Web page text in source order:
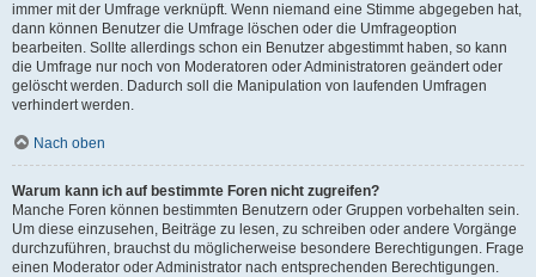
immer mit der Umfrage verknüpft. Wenn niemand eine Stimme abgegeben hat,
dann können Benutzer die Umfrage löschen oder die Umfrageoption
bearbeiten. Sollte allerdings schon ein Benutzer abgestimmt haben, so kann
die Umfrage nur noch von Moderatoren oder Administratoren geändert oder
gelöscht werden. Dadurch soll die Manipulation von laufenden Umfragen
verhindert werden.
Nach oben
Warum kann ich auf bestimmte Foren nicht zugreifen?
Manche Foren können bestimmten Benutzern oder Gruppen vorbehalten sein.
Um diese einzusehen, Beiträge zu lesen, zu schreiben oder andere Vorgänge
durchzuführen, brauchst du möglicherweise besondere Berechtigungen. Frage
einen Moderator oder Administrator nach entsprechenden Berechtigungen.